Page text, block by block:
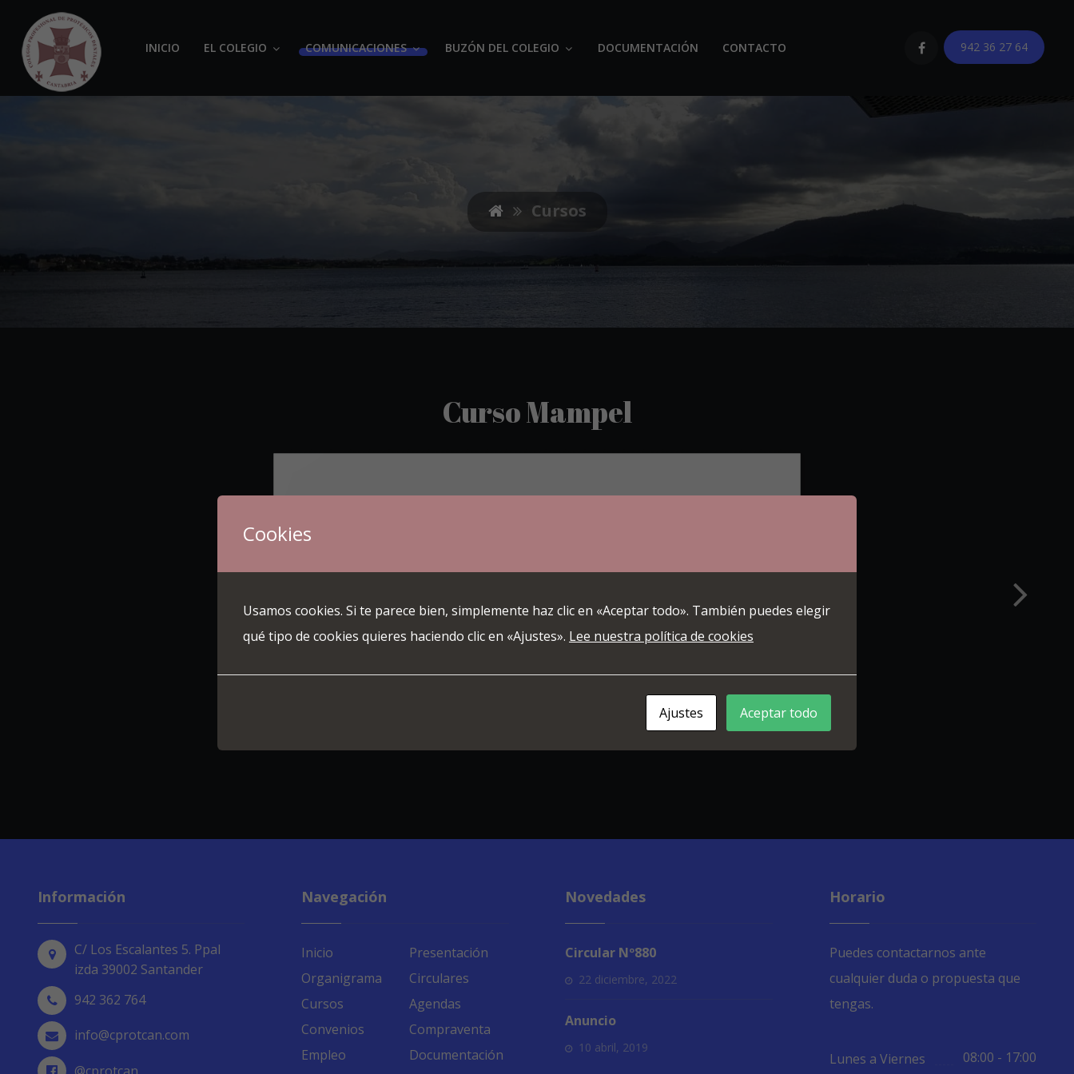
INICIO EL COLEGIO COMUNICACIONES BUZÓN DEL COLEGIO DOCUMENTACIÓN CONTACTO 942 36 27 64
Cursos
Curso Mampel
TEXT
Información
C/ Los Escalantes 5. Ppal
izda 39002 Santander
942 362 764
info@cprotcan.com
Navegación
Inicio
Presentación
Organigrama
Circulares
Cursos
Agendas
Convenios
Compraventa
Empleo
Documentación
Novedades
Circular Nº880
22 diciembre, 2022
Anuncio
10 abril, 2019
Horario
Puedes contactarnos ante
cualquier duda o propuesta que
tengas.
Lunes a Viernes 08:00 - 17:00
Cookies
Usamos cookies. Si te parece bien, simplemente haz clic en «Aceptar todo». También puedes elegir
qué tipo de cookies quieres haciendo clic en «Ajustes». Lee nuestra política de cookies
Ajustes Aceptar todo